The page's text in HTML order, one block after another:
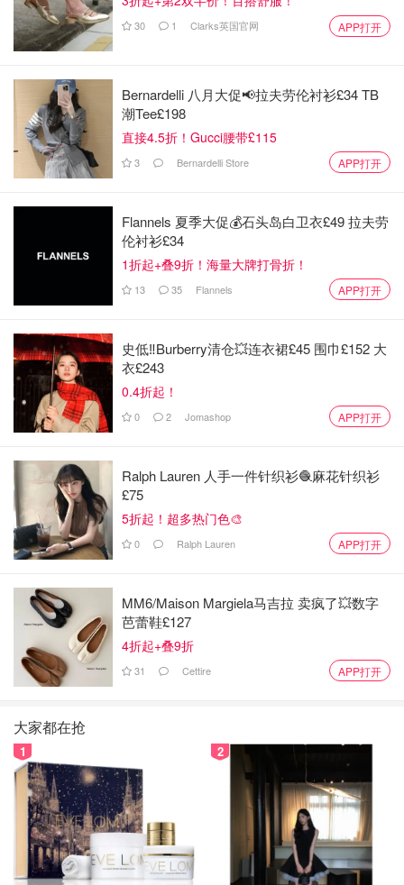
调料，黑椒，辣椒面之类的，一口下去滋滋冒油超好吃，锡
纸表面刷上少许的黄油就好了，不要太多，因为鸡肉自己会
蒜茸白菜虾，这个可以下粉丝！但是我嫌麻烦就，只下了白
菜和虾。洗干净白菜和虾，铺一层锡纸在烤盘上，放白菜和
虾，蒜粒，盐，少许酱油，上下375度开始烤，各二十分钟
出锅，我自己还下了剁椒，真的爱了！
30 1 Clarks英国官网 APP打开
Bernardelli 八月大促📢拉夫劳伦衬衫£34 TB
潮Tee£198
直接4.5折！Gucci腰带£115
3 Bernardelli Store APP打开
Flannels 夏季大促💰石头岛白卫衣£49 拉夫劳
伦衬衫£34
1折起+叠9折！海量大牌打骨折！
13 35 Flannels APP打开
史低‼️Burberry清仓💥连衣裙£45 围巾£152 大
衣£243
0.4折起！
0 2 Jomashop APP打开
Ralph Lauren 人手一件针织衫🧶麻花针织衫
£75
5折起！超多热门色🎨
0 Ralph Lauren APP打开
MM6/Maison Margiela马吉拉 卖疯了💥数字
芭蕾鞋£127
4折起+叠9折
31 Cettire APP打开
大家都在抢
1 2